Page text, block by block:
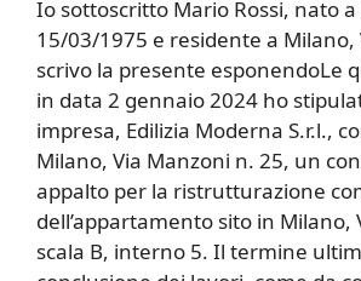
Io sottoscritto Mario Rossi, nato
15/03/1975 e residente a Milano,
scrivo la presente esponendoLe
in data 2 gennaio 2024 ho
impresa, Edilizia Moderna S.r.l.,
Milano, Via Manzoni n. 25, un
appalto per la ristrutturazione
dell’appartamento sito in Milano,
scala B, interno 5. Il termine